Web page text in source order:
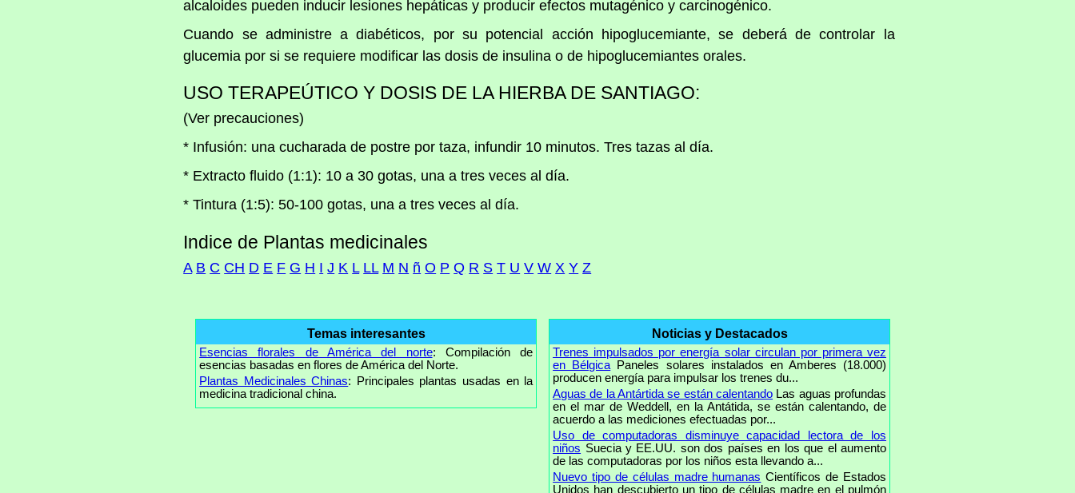
alcaloides pueden inducir lesiones hepáticas y producir efectos mutagénico y carcinogénico.
Cuando se administre a diabéticos, por su potencial acción hipoglucemiante, se deberá de controlar la
glucemia por si se requiere modificar las dosis de insulina o de hipoglucemiantes orales.
USO TERAPEÚTICO Y DOSIS DE LA HIERBA DE SANTIAGO:
(Ver precauciones)
* Infusión: una cucharada de postre por taza, infundir 10 minutos. Tres tazas al día.
* Extracto fluido (1:1): 10 a 30 gotas, una a tres veces al día.
* Tintura (1:5): 50-100 gotas, una a tres veces al día.
Indice de Plantas medicinales
A B C CH D E F G H I J K L LL M N ñ O P Q R S T U V W X Y Z
Temas interesantes
Esencias florales de América del norte: Compilación de
esencias basadas en flores de América del Norte.
Plantas Medicinales Chinas: Principales plantas usadas en la
medicina tradicional china.
Noticias y Destacados
Trenes impulsados por energía solar circulan por primera vez
en Bélgica Paneles solares instalados en Amberes (18.000)
producen energía para impulsar los trenes du...
Aguas de la Antártida se están calentando Las aguas profundas
en el mar de Weddell, en la Antátida, se están calentando, de
acuerdo a las mediciones efectuadas por...
Uso de computadoras disminuye capacidad lectora de los
niños Suecia y EE.UU. son dos países en los que el aumento
de las computadoras por los niños esta llevando a...
Nuevo tipo de células madre humanas Científicos de Estados
Unidos han descubierto un tipo de células madre en el pulmón